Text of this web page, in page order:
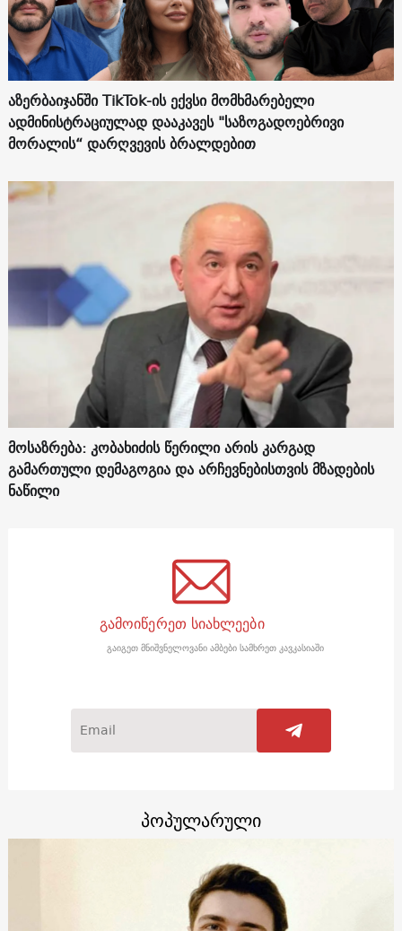
აზერბაიჯანში TikTok-ის ექვსი მომხმარებელი
ადმინისტრაციულად დააკავეს "საზოგადოებრივი
მორალის“ დარღვევის ბრალდებით
მოსაზრება: კობახიძის წერილი არის კარგად
გამართული დემაგოგია და არჩევნებისთვის მზადების
ნაწილი
გამოიწერეთ სიახლეები
გაიგეთ მნიშვნელოვანი ამბები სამხრეთ კავკასიაში
პოპულარული